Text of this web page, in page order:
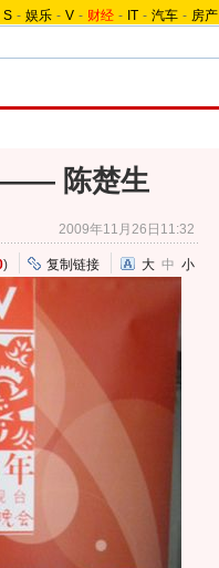
S - 娱乐 - V - 财经 - IT - 汽车 - 房产
—— 陈楚生
2009年11月26日11:32
) 复制链接 大 中 小